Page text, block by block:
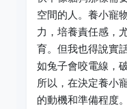
空間的人。養小寵
力，培養責任感，
育。但我也得說實
如兔子會咬電線，
所以，在決定養小
的動機和準備程度